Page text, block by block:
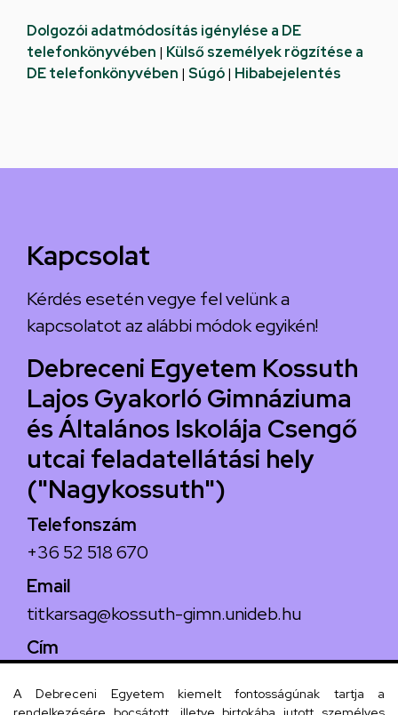
Dolgozói adatmódosítás igénylése a DE
telefonkönyvében | Külső személyek rögzítése a
DE telefonkönyvében | Súgó| Hibabejelentés
Kapcsolat
Kérdés esetén vegye fel velünk a
kapcsolatot az alábbi módok egyikén!
Debreceni Egyetem Kossuth
Lajos Gyakorló Gimnáziuma
és Általános Iskolája Csengő
utcai feladatellátási hely
("Nagykossuth")
Telefonszám
+36 52 518 670
Email
titkarsag@kossuth-gimn.unideb.hu
Cím
A Debreceni Egyetem kiemelt fontosságúnak tartja a